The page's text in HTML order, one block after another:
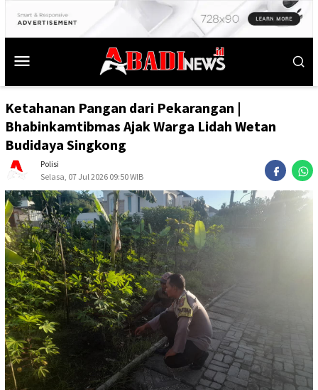
Ketahanan Pangan dari Pekarangan |
Bhabinkamtibmas Ajak Warga Lidah Wetan
Budidaya Singkong
Polisi
Selasa, 07 Jul 2026 09:50 WIB